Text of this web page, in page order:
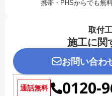
携帯・PHSからでも無
取付
施工に関
お問い合わ
通話無料 0120-